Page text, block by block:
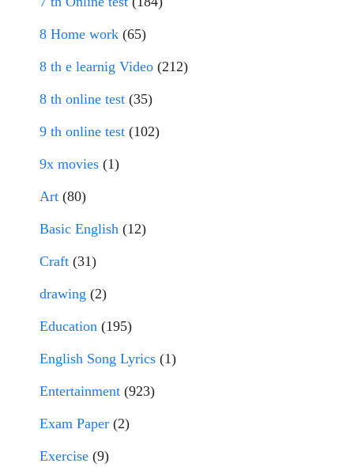
8 Home work (65)
8 th e learnig Video (212)
8 th online test (35)
9 th online test (102)
9x movies (1)
Art (80)
Basic English (12)
Craft (31)
drawing (2)
Education (195)
English Song Lyrics (1)
Entertainment (923)
Exam Paper (2)
Exercise (9)